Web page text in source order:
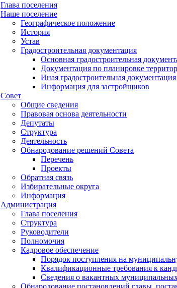
Глава поселения
Наше поселение
Географическое положение
История
Устав
Градостроительная документация
Основная градостроительная
Документация по планировке
Иная градостроительная документация
Информация для застройщиков
Совет
Общие сведения
Правовая основа деятельности
Депутаты
Структура
Деятельность
Обнародование решений Совета
Перечень
Проекты
Обратная связь
Избирательные округа
Информация
Администрация
Глава поселения
Структура
Руководители
Полномочия
Кадровое обеспечение
Порядок поступления на
Квалификационные требования к
Сведения о вакантных
Обнародование постановлений главы,